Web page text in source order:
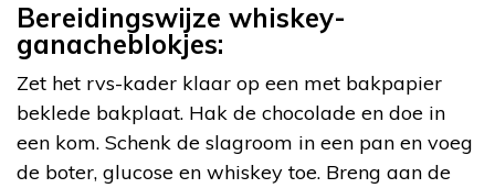
Bereidingswijze whiskey-
ganacheblokjes:
Zet het rvs-kader klaar op een met bakpapier
beklede bakplaat. Hak de chocolade en doe in
een kom. Schenk de slagroom in een pan en voeg
de boter, glucose en whiskey toe. Breng aan de